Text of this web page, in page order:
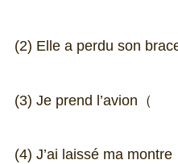
(2) Elle a perdu son
(3) Je prend l’avion（
(4) J’ai laissé ma